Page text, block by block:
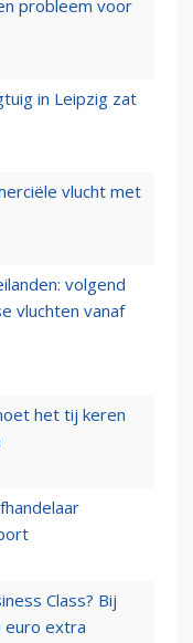
probleem voor
in Leipzig zat
vlucht met
volgend
vluchten vanaf
het tij keren
Class? Bij
euro extra